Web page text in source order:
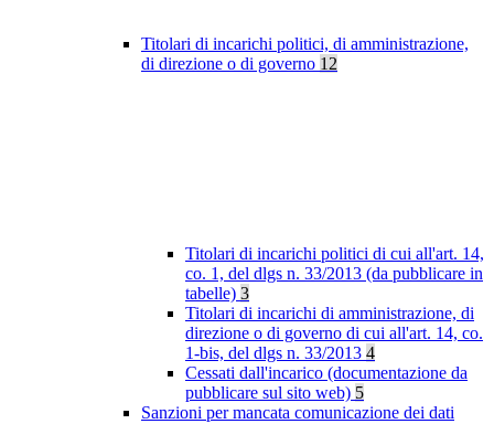
Titolari di incarichi politici, di amministrazione,
di direzione o di governo 12
Titolari di incarichi politici di cui all'art. 14,
co. 1, del dlgs n. 33/2013 (da pubblicare in
tabelle) 3
Titolari di incarichi di amministrazione, di
direzione o di governo di cui all'art. 14, co.
1-bis, del dlgs n. 33/2013 4
Cessati dall'incarico (documentazione da
pubblicare sul sito web) 5
Sanzioni per mancata comunicazione dei dati